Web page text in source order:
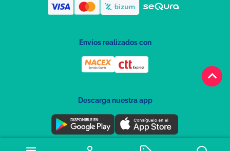
keyboard_arrow_up
Envíos realizados con
Descarga nuestra app